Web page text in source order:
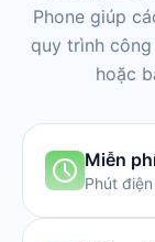
Phone giúp
quy trình
hoặc
Miễn
Phút